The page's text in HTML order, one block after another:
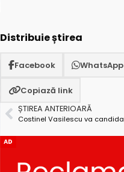
Distribuie știrea
Facebook WhatsApp
Copiază link
ȘTIREA ANTERIOARĂ
AD